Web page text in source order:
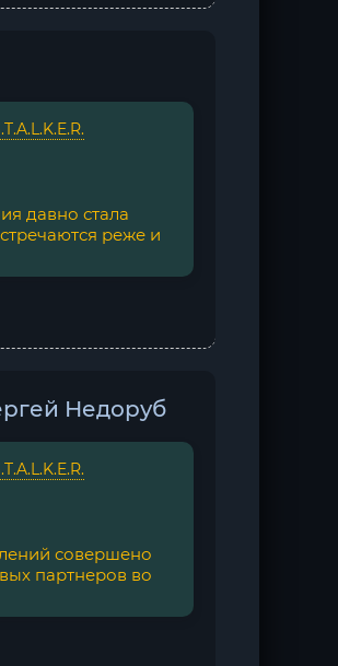
давно стала
реже и
Недоруб
совершено
партнеров во